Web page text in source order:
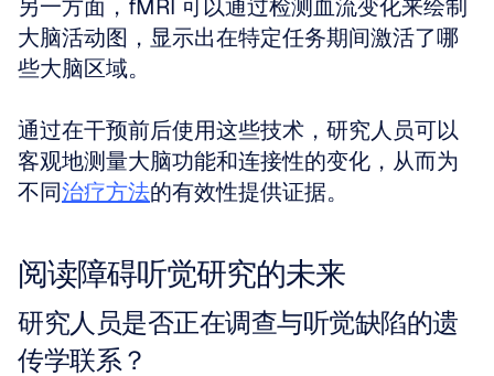
另一方面，fMRI 可以通过检测血流变化来绘制
大脑活动图，显示出在特定任务期间激活了哪
些大脑区域。
通过在干预前后使用这些技术，研究人员可以
客观地测量大脑功能和连接性的变化，从而为
不同治疗方法的有效性提供证据。
阅读障碍听觉研究的未来
研究人员是否正在调查与听觉缺陷的遗
传学联系？